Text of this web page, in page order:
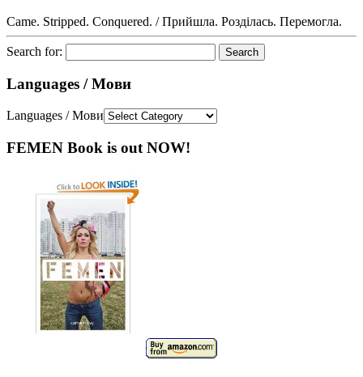
Came. Stripped. Conquered. / Прийшла. Розділась. Перемогла.
Search for:
Languages / Мови
Languages / Мови
FEMEN Book is out NOW!